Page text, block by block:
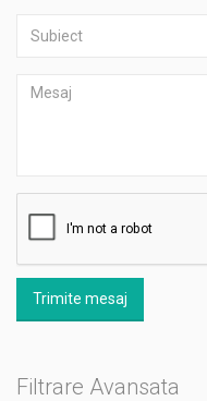
Trimite mesaj
Filtrare Avansata